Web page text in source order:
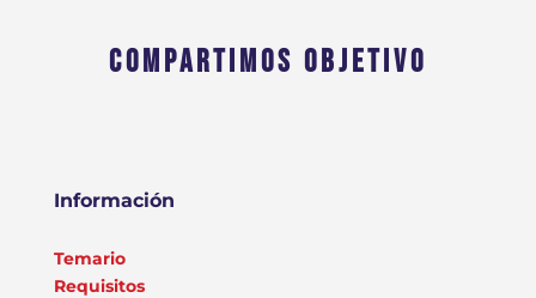
COMPARTIMOS OBJETIVO
Información
Temario
Requisitos